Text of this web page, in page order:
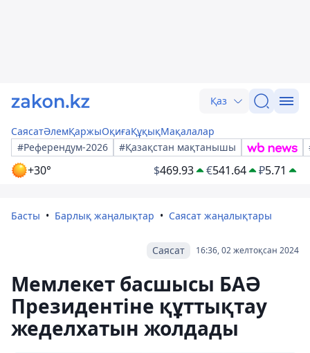
Қаз
СаясатӘлемҚаржыОқиғаҚұқықМақалалар
#Референдум-2026
#Қазақстан мақтанышы
+30° $469.93 €541.64 ₽5.71
Басты Барлық жаңалықтар Саясат жаңалықтары
16:36, 02 желтоқсан 2024
Саясат
Мемлекет басшысы БАӘ
Президентіне құттықтау
жеделхатын жолдады